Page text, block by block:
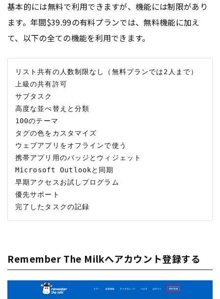
基本的には無料で利用できますが、機能には制限があり
ます。年間$39.99の有料プランでは、無料機能に加え
て、以下の全ての機能を利用できます。
リスト共有の人数制限なし（無料プランでは2人まで）
上級の共有許可
サブタスク
高度な並べ替えと分類
100のテーマ
タグの色をカスタマイズ
ウェブアプリをオフラインで使う
携帯アプリ用のバッジとウィジェット
Microsoft Outlookと同期
早期アクセスお試しプログラム
優先サポート
Remember The Milkへアカウント登録する